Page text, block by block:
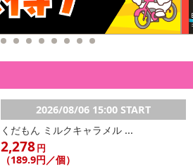
2026/08/06 15:00 START
くだもん ミルクキャラメル ...
2,278円
（189.9円／個）